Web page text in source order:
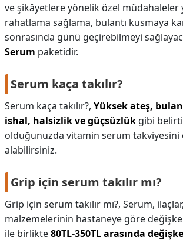
ve şikâyetlere yönelik özel müdahaleler
rahatlama sağlama, bulantı kusmaya
sonrasında günü geçirebilmeyi
Serum paketidir.
Serum kaça takılır?
Serum kaça takılır?, Yüksek ateş,
ishal, halsizlik ve güçsüzlük gibi
olduğunuzda vitamin serum takviyesini
alabilirsiniz.
Grip için serum takılır mı?
Grip için serum takılır mı?, Serum,
malzemelerinin hastaneye göre
ile birlikte80TL-350TL arasında